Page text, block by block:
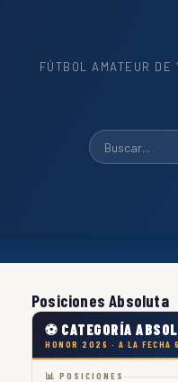
FÚTBOL AMATEUR DE
Posiciones Absoluta
⚽ CATEGORÍA
HONOR 2026 · A LA FECHA 6
📊 POSICIONES